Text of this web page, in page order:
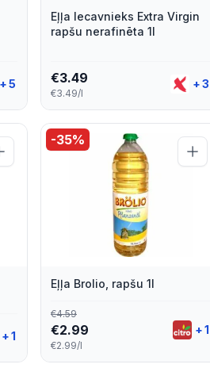
+5
Eļļa Iecavnieks Extra Virgin
rapšu nerafinēta 1l
€3.49
€3.49/l
+3
+1
-35%
Eļļa Brolio, rapšu 1l
€4.59
€2.99
€2.99/l
+1